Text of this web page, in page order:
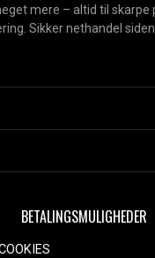
mere – altid til skarpe
Sikker nethandel
BETALINGSMULIGHEDER